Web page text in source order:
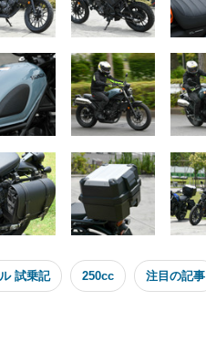
試乗記 250cc 注目の記事